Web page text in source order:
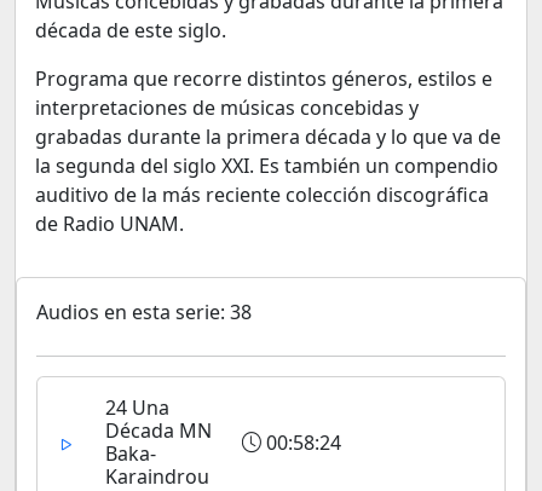
década de este siglo.
Programa que recorre distintos géneros, estilos e
interpretaciones de músicas concebidas y
grabadas durante la primera década y lo que va de
la segunda del siglo XXI. Es también un compendio
auditivo de la más reciente colección discográfica
de Radio UNAM.
Audios en esta serie: 38
24 Una
Década MN
Baka-
Karaindrou
00:58:24